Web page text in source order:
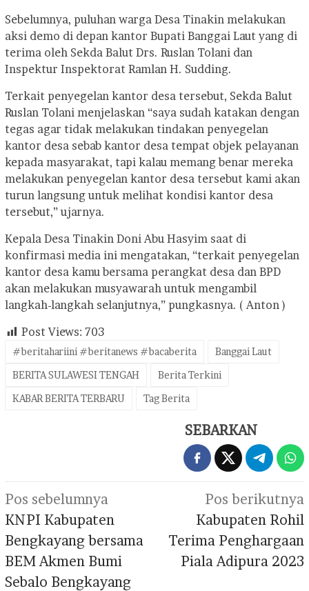
Sebelumnya, puluhan warga Desa Tinakin melakukan
aksi demo di depan kantor Bupati Banggai Laut yang di
terima oleh Sekda Balut Drs. Ruslan Tolani dan
Inspektur Inspektorat Ramlan H. Sudding.
Terkait penyegelan kantor desa tersebut, Sekda Balut
Ruslan Tolani menjelaskan “saya sudah katakan dengan
tegas agar tidak melakukan tindakan penyegelan
kantor desa sebab kantor desa tempat objek pelayanan
kepada masyarakat, tapi kalau memang benar mereka
melakukan penyegelan kantor desa tersebut kami akan
turun langsung untuk melihat kondisi kantor desa
tersebut,” ujarnya.
Kepala Desa Tinakin Doni Abu Hasyim saat di
konfirmasi media ini mengatakan, “terkait penyegelan
kantor desa kamu bersama perangkat desa dan BPD
akan melakukan musyawarah untuk mengambil
langkah-langkah selanjutnya,” pungkasnya. ( Anton )
Post Views: 703
#beritahariini #beritanews #bacaberita
Banggai Laut
BERITA SULAWESI TENGAH
Berita Terkini
KABAR BERITA TERBARU
Tag Berita
SEBARKAN
Navigasi
pos
Pos sebelumnya
KNPI Kabupaten
Bengkayang bersama
BEM Akmen Bumi
Sebalo Bengkayang
Pos berikutnya
Kabupaten Rohil
Terima Penghargaan
Piala Adipura 2023